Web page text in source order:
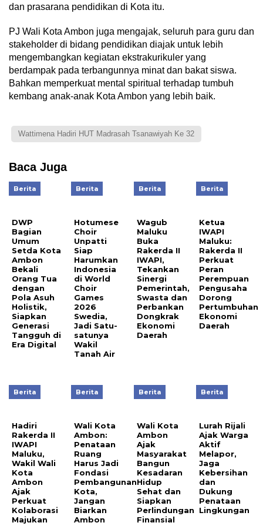
dan prasarana pendidikan di Kota itu.
PJ Wali Kota Ambon juga mengajak, seluruh para guru dan
stakeholder di bidang pendidikan diajak untuk lebih
mengembangkan kegiatan ekstrakurikuler yang
berdampak pada terbangunnya minat dan bakat siswa.
Bahkan memperkuat mental spiritual terhadap tumbuh
kembang anak-anak Kota Ambon yang lebih baik.
Wattimena Hadiri HUT Madrasah Tsanawiyah Ke 32
Baca Juga
Berita
DWP
Bagian
Umum
Setda Kota
Ambon
Bekali
Orang Tua
dengan
Pola Asuh
Holistik,
Siapkan
Generasi
Tangguh di
Era Digital
Berita
Hotumese
Choir
Unpatti
Siap
Harumkan
Indonesia
di World
Choir
Games
2026
Swedia,
Jadi Satu-
satunya
Wakil
Tanah Air
Berita
Wagub
Maluku
Buka
Rakerda II
IWAPI,
Tekankan
Sinergi
Pemerintah,
Swasta dan
Perbankan
Dongkrak
Ekonomi
Daerah
Berita
Ketua
IWAPI
Maluku:
Rakerda II
Perkuat
Peran
Perempuan
Pengusaha
Dorong
Pertumbuhan
Ekonomi
Daerah
Berita
Hadiri
Rakerda II
IWAPI
Maluku,
Wakil Wali
Kota
Ambon
Ajak
Perkuat
Kolaborasi
Majukan
Berita
Wali Kota
Ambon:
Penataan
Ruang
Harus Jadi
Fondasi
Pembangunan
Kota,
Jangan
Biarkan
Ambon
Berita
Wali Kota
Ambon
Ajak
Masyarakat
Bangun
Kesadaran
Hidup
Sehat dan
Siapkan
Perlindungan
Finansial
Berita
Lurah Rijali
Ajak Warga
Aktif
Melapor,
Jaga
Kebersihan
dan
Dukung
Penataan
Lingkungan